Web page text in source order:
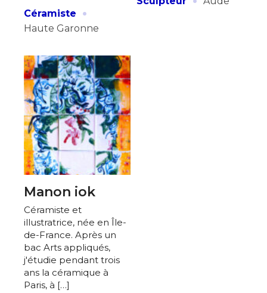
Céramiste ·
Haute Garonne
Manon iok
Céramiste et
illustratrice, née en Île-
de-France. Après un
bac Arts appliqués,
j'étudie pendant trois
ans la céramique à
Paris, à […]